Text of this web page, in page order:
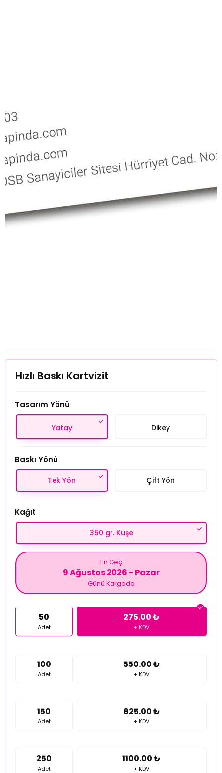
Hızlı Baskı Kartvizit
Tasarım Yönü
Yatay Dikey
Baskı Yönü
Tek Yön Çift Yön
Kağıt
350 gr. Kuşe
En Geç
9 Ağustos 2026 - Pazar
Günü Kargoda
50
Adet
275.00 ₺
+ KDV
100
Adet
550.00 ₺
+ KDV
150
Adet
825.00 ₺
+ KDV
250
Adet
1100.00 ₺
+ KDV